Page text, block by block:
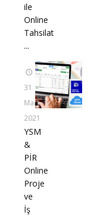
ile
Online
Tahsilat
...
31
Mart
2021
YSM
&
PİR
Online
Proje
ve
İş